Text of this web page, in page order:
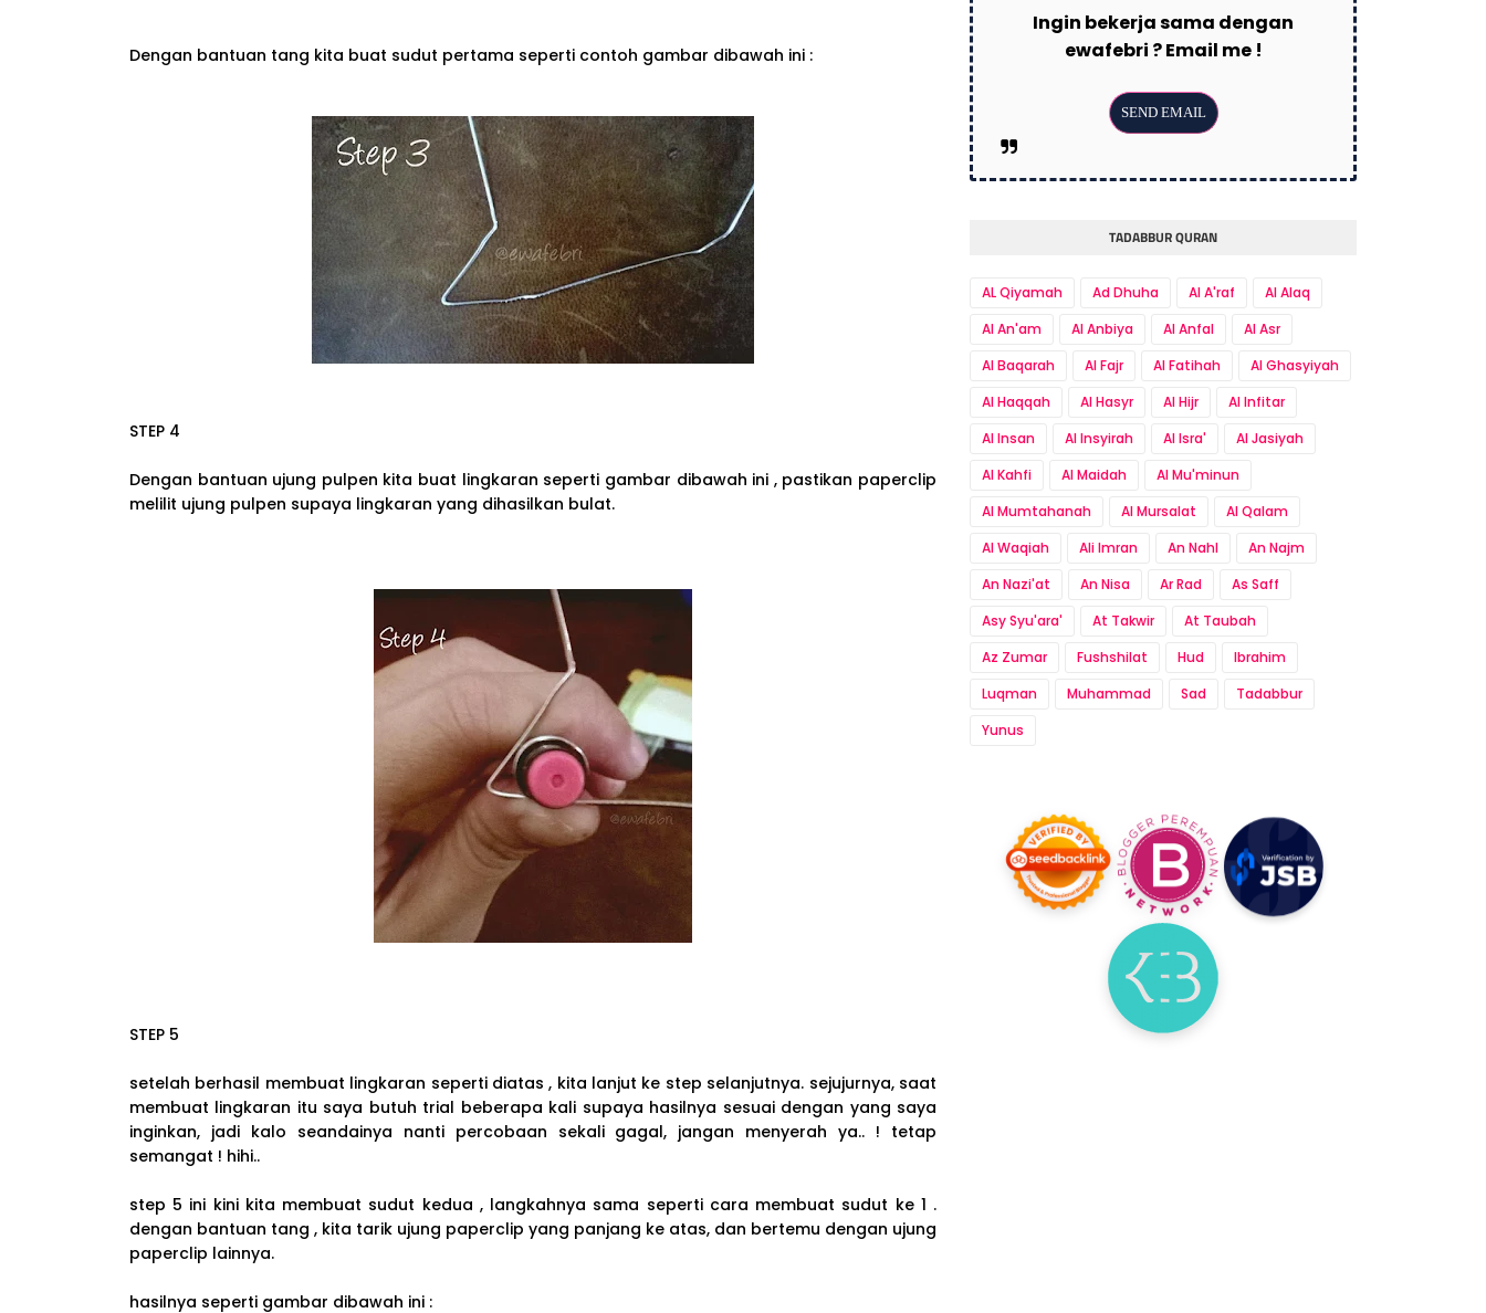
Dengan bantuan tang kita buat sudut pertama seperti contoh gambar dibawah ini :
STEP 4
Dengan bantuan ujung pulpen kita buat lingkaran seperti gambar dibawah ini , pastikan paperclip
melilit ujung pulpen supaya lingkaran yang dihasilkan bulat.
STEP 5
setelah berhasil membuat lingkaran seperti diatas , kita lanjut ke step selanjutnya. sejujurnya, saat
membuat lingkaran itu saya butuh trial beberapa kali supaya hasilnya sesuai dengan yang saya
inginkan, jadi kalo seandainya nanti percobaan sekali gagal, jangan menyerah ya.. ! tetap
semangat ! hihi..
step 5 ini kini kita membuat sudut kedua , langkahnya sama seperti cara membuat sudut ke 1 .
dengan bantuan tang , kita tarik ujung paperclip yang panjang ke atas, dan bertemu dengan ujung
paperclip lainnya.
hasilnya seperti gambar dibawah ini :
Ingin bekerja sama dengan
ewafebri ? Email me !
TADABBUR QURAN
AL Qiyamah Ad Dhuha Al A'raf
Al Alaq
Al An'am
Al Anbiya Al Anfal
Al Asr
Al Baqarah
Al Fajr Al Fatihah
Al Ghasyiyah
Al Haqqah
Al Hasyr Al Hijr
Al Infitar
Al Insan
Al Insyirah Al Isra'
Al Jasiyah
Al Kahfi
Al Maidah
Al Mu'minun
Al Mumtahanah
Al Mursalat
Al Qalam
Al Waqiah
Ali Imran An Nahl
An Najm
An Nazi'at
An Nisa Ar Rad
As Saff
Asy Syu'ara'
At Takwir
At Taubah
Az Zumar
Fushshilat Hud
Ibrahim
Luqman
Muhammad Sad
Tadabbur
Yunus